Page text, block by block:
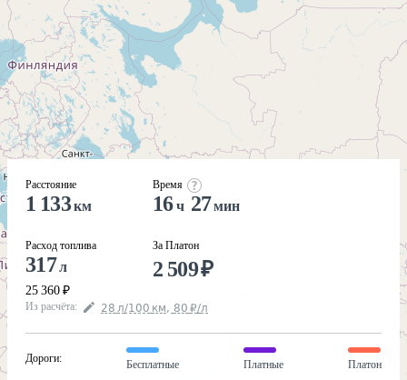
Расстояние
1 133км
Расход топлива
317л
25 360 ₽
Время
16ч 27мин
За Платон
2 509₽
Из расчёта: 28 л/100 км, 80 ₽/л
Дороги:
Бесплатные Платные Платон